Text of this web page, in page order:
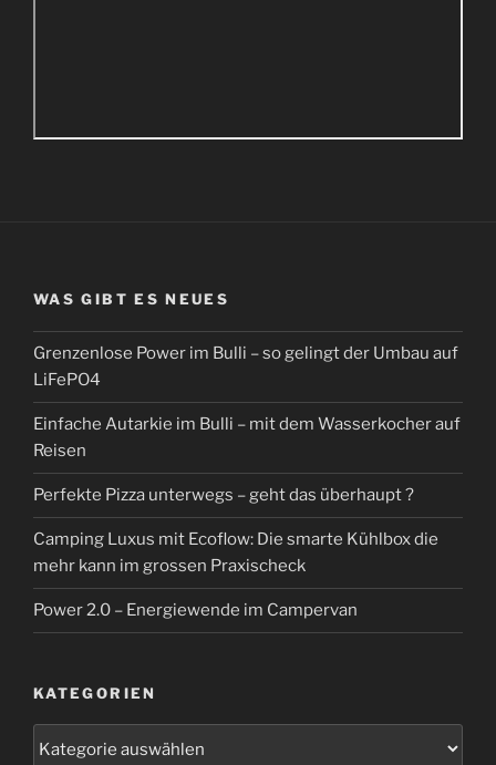
WAS GIBT ES NEUES
Grenzenlose Power im Bulli – so gelingt der Umbau auf
LiFePO4
Einfache Autarkie im Bulli – mit dem Wasserkocher auf
Reisen
Perfekte Pizza unterwegs – geht das überhaupt ?
Camping Luxus mit Ecoflow: Die smarte Kühlbox die
mehr kann im grossen Praxischeck
Power 2.0 – Energiewende im Campervan
KATEGORIEN